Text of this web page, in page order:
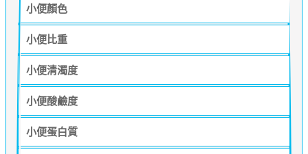
小便顏色
小便比重
小便清濁度
小便酸鹼度
小便蛋白質